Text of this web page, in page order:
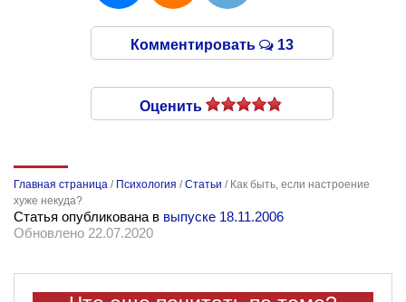
Комментировать 13
Оценить
Главная страница / Психология /Статьи / Как быть, если настроение
хуже некуда?
Статья опубликована в выпуске 18.11.2006
Обновлено 22.07.2020